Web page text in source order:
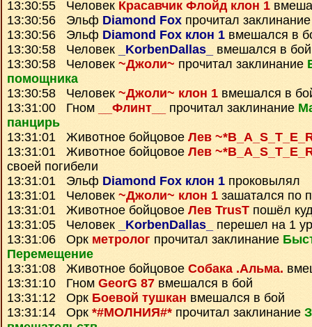
13:30:55 Человек Красавчик Флойд клон 1
13:30:56 Эльф Diamond Fox прочитал
13:30:56 Эльф Diamond Fox клон 1 вмешался в
13:30:58 Человек
_KorbenDallas_
вмешался в бой
13:30:58 Человек ~Джоли~ прочитал заклинание
помощника
13:30:58 Человек ~Джоли~ клон 1 вмешался в
13:31:00 Гном
__Флинт__ прочитал заклинание
панцирь
13:31:01 Животное бойцовое Лев
13:31:01 Животное бойцовое Лев
своей погибели
13:31:01 Эльф Diamond Fox клон 1 проковылял
13:31:01 Человек ~Джоли~ клон 1 зашатался по
13:31:01 Животное бойцовое Лев TrusT пошёл
13:31:05 Человек
_KorbenDallas_
перешел на 1
13:31:06 Орк метролог прочитал заклинание
Перемещение
13:31:08 Животное бойцовое Собака .Альма.
13:31:10 Гном GeorG 87 вмешался в бой
13:31:12 Орк Боевой тушкан вмешался в бой
13:31:14 Орк *#МОЛНИЯ#* прочитал заклинание